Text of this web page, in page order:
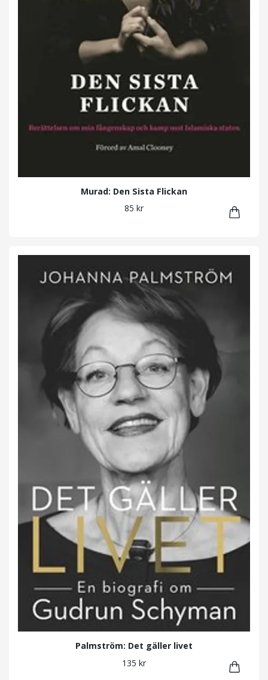
Murad: Den Sista Flickan
85 kr
Palmström: Det gäller livet
135 kr